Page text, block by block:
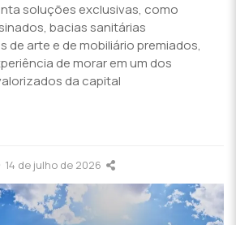
soluções exclusivas, como
bacias sanitárias
de arte e de mobiliário premiados,
de morar em um dos
da capital
14 de julho de 2026